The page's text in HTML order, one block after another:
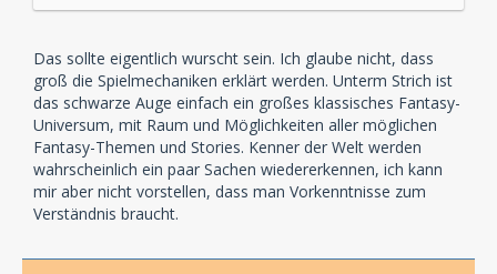
Das sollte eigentlich wurscht sein. Ich glaube nicht, dass
groß die Spielmechaniken erklärt werden. Unterm Strich ist
das schwarze Auge einfach ein großes klassisches Fantasy-
Universum, mit Raum und Möglichkeiten aller möglichen
Fantasy-Themen und Stories. Kenner der Welt werden
wahrscheinlich ein paar Sachen wiedererkennen, ich kann
mir aber nicht vorstellen, dass man Vorkenntnisse zum
Verständnis braucht.